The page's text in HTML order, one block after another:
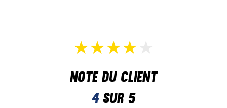
Note du client
4 sur 5